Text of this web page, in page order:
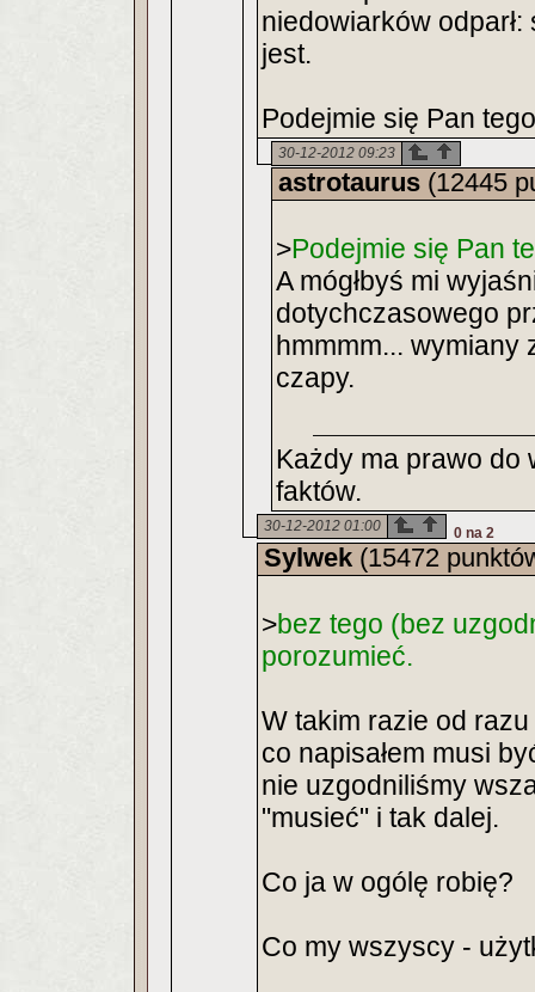
niedowiarków
jest.
Podejmie się Pan
30-12-2012 09:23
astrotaurus (12445
>Podejmie się Pan
A mógłbyś mi
dotychczasowego
hmmmm... wymiany
czapy.
Każdy ma prawo do
faktów.
30-12-2012 01:00 0 na 2
Sylwek (15472
>bez tego (bez
porozumieć.
W takim razie od
co napisałem musi
nie uzgodniliśmy
"musieć" i tak dalej.
Co ja w ogólę robię?
Co my wszyscy -